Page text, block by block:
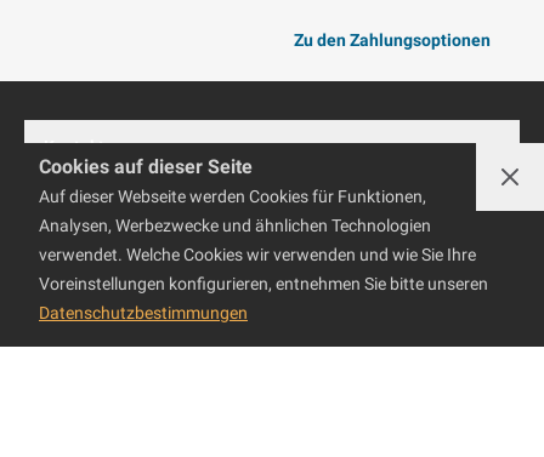
Cookies auf dieser Seite
Auf dieser Webseite werden Cookies für Funktionen,
Analysen, Werbezwecke und ähnlichen Technologien
verwendet. Welche Cookies wir verwenden und wie Sie Ihre
Voreinstellungen konfigurieren, entnehmen Sie bitte unseren
Datenschutzbestimmungen
Zu den Zahlungsoptionen
Kontakt
brentford AG
Hinterbergstrasse 32A
6312 Steinhausen
Telefon
+41 41 749 11 11
info@brentford.com
Montag bis Freitag
08:30 – 12:00
13:00 – 18:00
Service
Showroom
Stellenangebote
Händler